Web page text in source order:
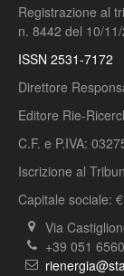
Registrazione al
n. 8442 del 10/
ISSN 2531-7172
Direttore
Editore Rie-
C.F. e P.IVA:
Iscrizione al
Capitale sociale:
Via
+39 051